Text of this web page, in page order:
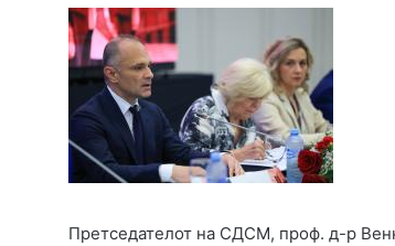
Претседателот на СДСМ, проф. д-р